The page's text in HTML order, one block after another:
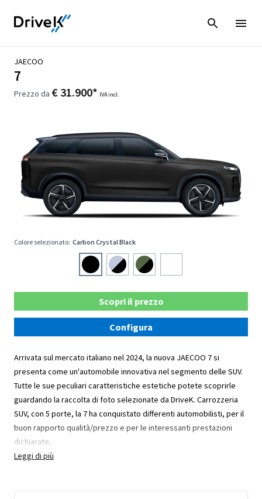
JAECOO
7
Prezzo da € 31.900* IVA incl.
Colore selezionato: Carbon Crystal Black
Scopri il prezzo
Configura
Arrivata sul mercato italiano nel 2024, la nuova JAECOO 7 si
presenta come un'automobile innovativa nel segmento delle SUV.
Tutte le sue peculiari caratteristiche estetiche potete scoprirle
guardando la raccolta di foto selezionate da DriveK. Carrozzeria
SUV, con 5 porte, la 7 ha conquistato differenti automobilisti, per il
buon rapporto qualità/prezzo e per le interessanti prestazioni
dichiarate,
Leggi di più